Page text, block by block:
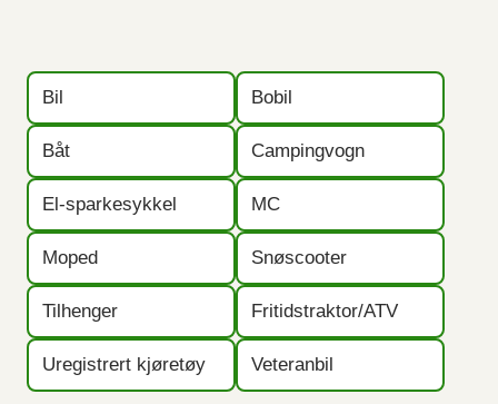
Bil Bobil
Båt Campingvogn
El-sparkesykkel MC
Moped Snøscooter
Tilhenger Fritidstraktor/ATV
Uregistrert kjøretøy Veteranbil